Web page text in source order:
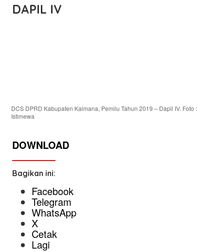
DAPIL IV
DCS DPRD Kabupaten Kaimana, Pemilu Tahun 2019 – Dapil IV. Foto :
Istimewa
DOWNLOAD
Bagikan ini:
Facebook
Telegram
WhatsApp
X
Cetak
Lagi